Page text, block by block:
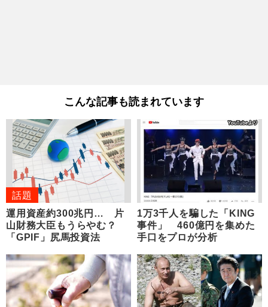
こんな記事も読まれています
話題
運用資産約300兆円… 片
山財務大臣もうらやむ？
「GPIF」尻馬投資法
1万3千人を騙した「KING
事件」 460億円を集めた
手口をプロが分析